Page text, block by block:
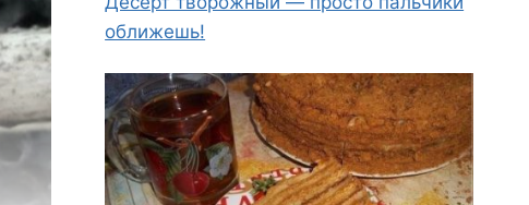
оближешь!